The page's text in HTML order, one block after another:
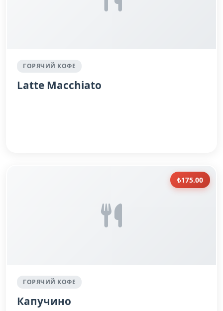
ГОРЯЧИЙ КОФЕ
Latte Macchiato
₺175.00
ГОРЯЧИЙ КОФЕ
Капучино